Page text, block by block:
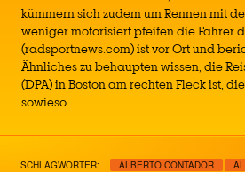
kümmern sich zudem um Rennen mit
weniger motorisiert pfeifen die Fahrer
(radsportnews.com) ist vor Ort und
Ähnliches zu behaupten wissen, die
(DPA) in Boston am rechten Fleck ist,
sowieso.
SCHLAGWÖRTER: ALBERTO CONTADOR